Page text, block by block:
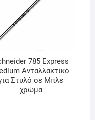
785 Express
Ανταλλακτικό
Στυλό σε Μπλε
χρώμα